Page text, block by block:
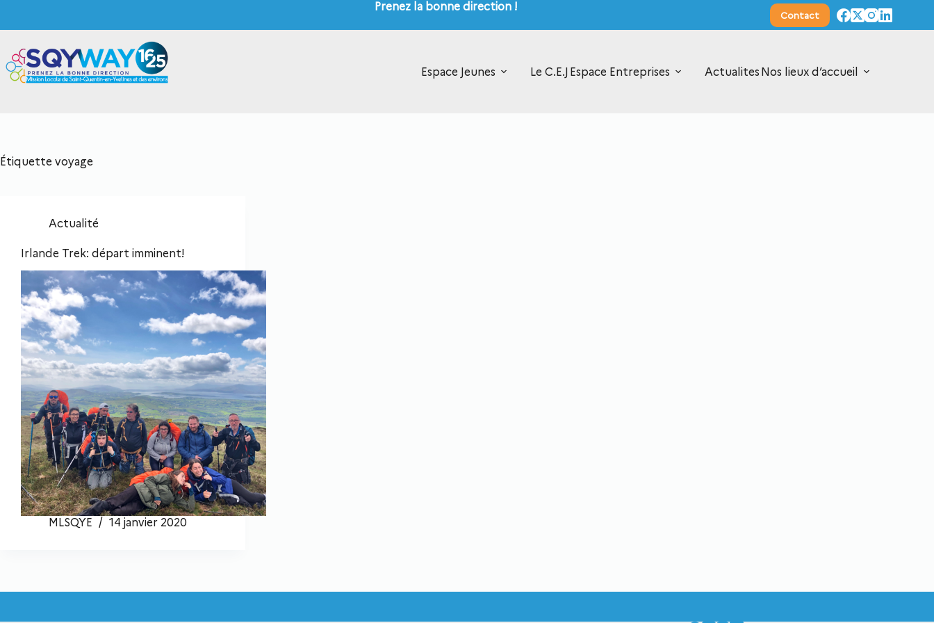
Prenez la bonne direction !
Contact
Espace Jeunes Le C.E.J Espace Entreprises Actualites Nos lieux d’accueil
Étiquette voyage
Actualité
Irlande Trek: départ imminent!
MLSQYE 14 janvier 2020